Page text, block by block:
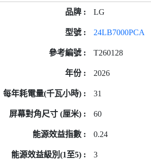
LG
24LB7000PCA
T260128
2026
31
60
0.24
3